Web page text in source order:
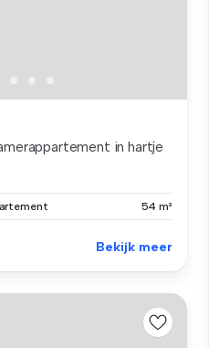
in hartje
54 m²
Bekijk meer